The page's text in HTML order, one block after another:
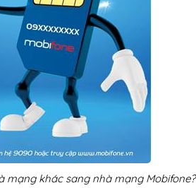
mạng khác sang nhà mạng Mobifone?